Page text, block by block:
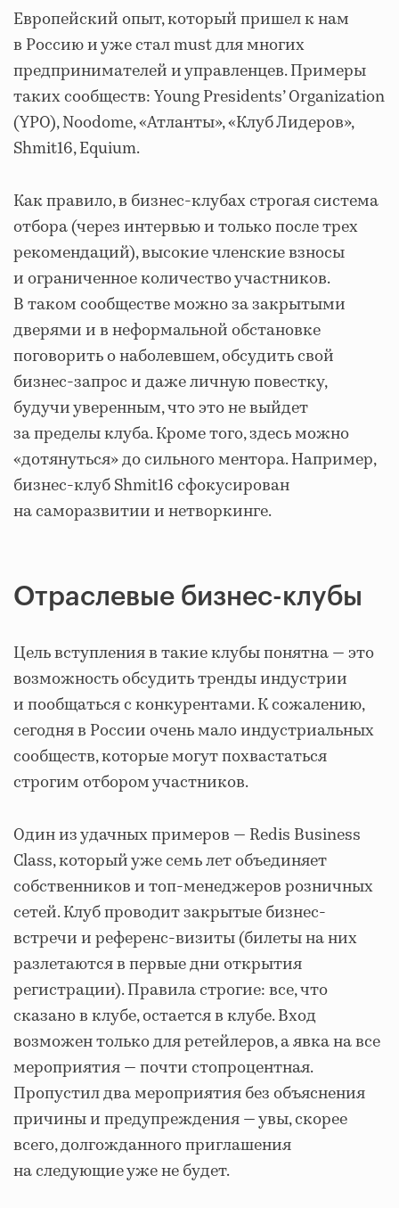
Европейский опыт, который пришел к нам
в Россию и уже стал must для многих
предпринимателей и управленцев. Примеры
таких сообществ: Young Presidents’ Organization
(YPO), Noodome, «Атланты», «Клуб Лидеров»,
Shmit16, Equium.
Как правило, в бизнес-клубах строгая система
отбора (через интервью и только после трех
рекомендаций), высокие членские взносы
и ограниченное количество участников.
В таком сообществе можно за закрытыми
дверями и в неформальной обстановке
поговорить о наболевшем, обсудить свой
бизнес-запрос и даже личную повестку,
будучи уверенным, что это не выйдет
за пределы клуба. Кроме того, здесь можно
«дотянуться» до сильного ментора. Например,
бизнес-клуб Shmit16 сфокусирован
на саморазвитии и нетворкинге.
Отраслевые бизнес-клубы
Цель вступления в такие клубы понятна — это
возможность обсудить тренды индустрии
и пообщаться с конкурентами. К сожалению,
сегодня в России очень мало индустриальных
сообществ, которые могут похвастаться
строгим отбором участников.
Один из удачных примеров ― Redis Business
Class, который уже семь лет объединяет
собственников и топ-менеджеров розничных
сетей. Клуб проводит закрытые бизнес-
встречи и референс-визиты (билеты на них
разлетаются в первые дни открытия
регистрации). Правила строгие: все, что
сказано в клубе, остается в клубе. Вход
возможен только для ретейлеров, а явка на все
мероприятия — почти стопроцентная.
Пропустил два мероприятия без объяснения
причины и предупреждения ― увы, скорее
всего, долгожданного приглашения
на следующие уже не будет.